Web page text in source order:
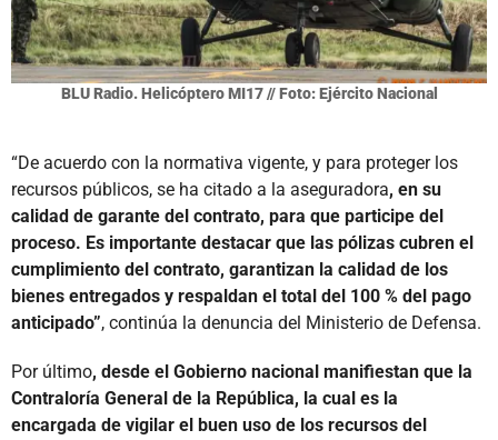
BLU Radio. Helicóptero MI17 // Foto: Ejército Nacional
“De acuerdo con la normativa vigente, y para proteger los
recursos públicos, se ha citado a la aseguradora, en su
calidad de garante del contrato, para que participe del
proceso. Es importante destacar que las pólizas cubren el
cumplimiento del contrato, garantizan la calidad de los
bienes entregados y respaldan el total del 100 % del pago
anticipado”, continúa la denuncia del Ministerio de Defensa.
Por último, desde el Gobierno nacional manifiestan que la
Contraloría General de la República, la cual es la
encargada de vigilar el buen uso de los recursos del